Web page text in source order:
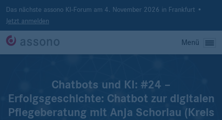
Das nächste assono KI-Forum am 4. November 2026 in Frankfurt •
Jetzt anmelden
Menü
Chatbots und KI: #24 –
Erfolgsgeschichte: Chatbot zur digitalen
Pflegeberatung mit Anja Schorlau (Kreis